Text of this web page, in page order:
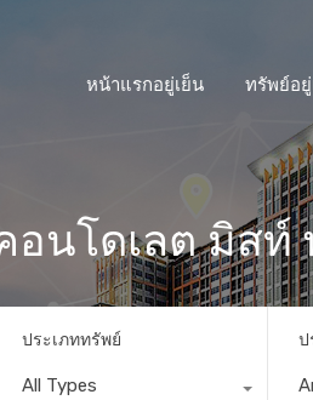
หน้าแรกอยู่เย็น ทรัพย์อยู่
นโดเลต มิสท์
ประเภททรัพย์
All Types
ป